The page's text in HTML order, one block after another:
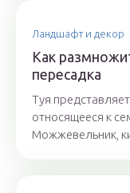
Ландшафт и декор
Как
пересадка
Туя
относящееся к
Можжевельник,